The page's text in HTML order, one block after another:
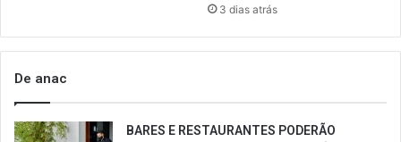
3 dias atrás
De anac
BARES E RESTAURANTES PODERÃO